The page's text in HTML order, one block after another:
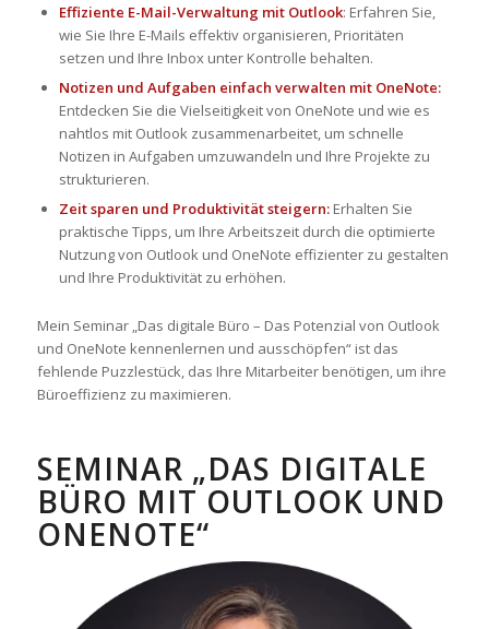
Effiziente E-Mail-Verwaltung mit Outlook: Erfahren Sie,
wie Sie Ihre E-Mails effektiv organisieren, Prioritäten
setzen und Ihre Inbox unter Kontrolle behalten.
Notizen und Aufgaben einfach verwalten mit OneNote:
Entdecken Sie die Vielseitigkeit von OneNote und wie es
nahtlos mit Outlook zusammenarbeitet, um schnelle
Notizen in Aufgaben umzuwandeln und Ihre Projekte zu
strukturieren.
Zeit sparen und Produktivität steigern:Erhalten Sie
praktische Tipps, um Ihre Arbeitszeit durch die optimierte
Nutzung von Outlook und OneNote effizienter zu gestalten
und Ihre Produktivität zu erhöhen.
Mein Seminar „Das digitale Büro – Das Potenzial von Outlook
und OneNote kennenlernen und ausschöpfen“ ist das
fehlende Puzzlestück, das Ihre Mitarbeiter benötigen, um ihre
Büroeffizienz zu maximieren.
SEMINAR „DAS DIGITALE
BÜRO MIT OUTLOOK UND
ONENOTE“